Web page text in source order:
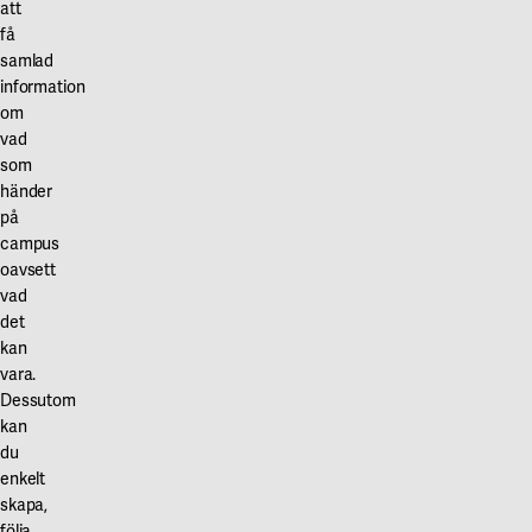
att
få
samlad
information
om
vad
som
händer
på
campus
oavsett
vad
det
kan
vara.
Dessutom
kan
du
enkelt
skapa,